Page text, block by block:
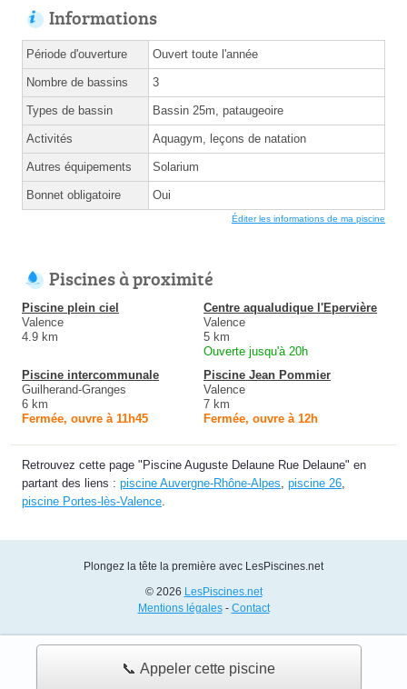
📞 Appeler cette piscine
Informations
Période d'ouverture Ouvert toute l'année
Nombre de bassins 3
Types de bassin Bassin 25m, pataugeoire
Activités Aquagym, leçons de natation
Autres équipements Solarium
Bonnet obligatoire Oui
Éditer les informations de ma piscine
Piscines à proximité
Piscine plein ciel
Valence
4.9 km
Centre aqualudique l'Epervière
Valence
5 km
Ouverte jusqu'à 20h
Piscine intercommunale
Guilherand-Granges
6 km
Fermée, ouvre à 11h45
Piscine Jean Pommier
Valence
7 km
Fermée, ouvre à 12h
Retrouvez cette page "Piscine Auguste Delaune Rue Delaune" en
partant des liens : piscine Auvergne-Rhône-Alpes, piscine 26,
piscine Portes-lès-Valence.
Plongez la tête la première avec LesPiscines.net
© 2026 LesPiscines.net
Mentions légales- Contact